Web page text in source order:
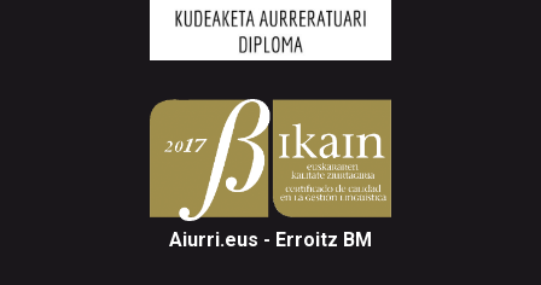
Aiurri.eus - Erroitz BM